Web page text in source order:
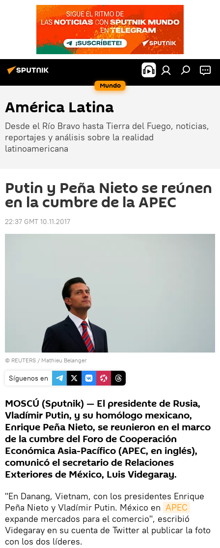
Mundo
América Latina
Desde el Río Bravo hasta Tierra del Fuego, noticias,
reportajes y análisis sobre la realidad
latinoamericana
Putin y Peña Nieto se reúnen
en la cumbre de la APEC
22:37 GMT 10.11.2017
© REUTERS / Mathieu Belanger
Síguenos en
MOSCÚ (Sputnik) — El presidente de Rusia,
Vladímir Putin, y su homólogo mexicano,
Enrique Peña Nieto, se reunieron en el marco
de la cumbre del Foro de Cooperación
Económica Asia-Pacífico (APEC, en inglés),
comunicó el secretario de Relaciones
Exteriores de México, Luis Videgaray.
"En Danang, Vietnam, con los presidentes Enrique
Peña Nieto y Vladímir Putin. México en APEC
expande mercados para el comercio", escribió
Videgaray en su cuenta de Twitter al publicar la foto
con los dos líderes.